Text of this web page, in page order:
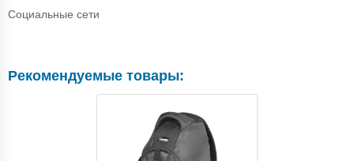
Социальные сети
Рекомендуемые товары: